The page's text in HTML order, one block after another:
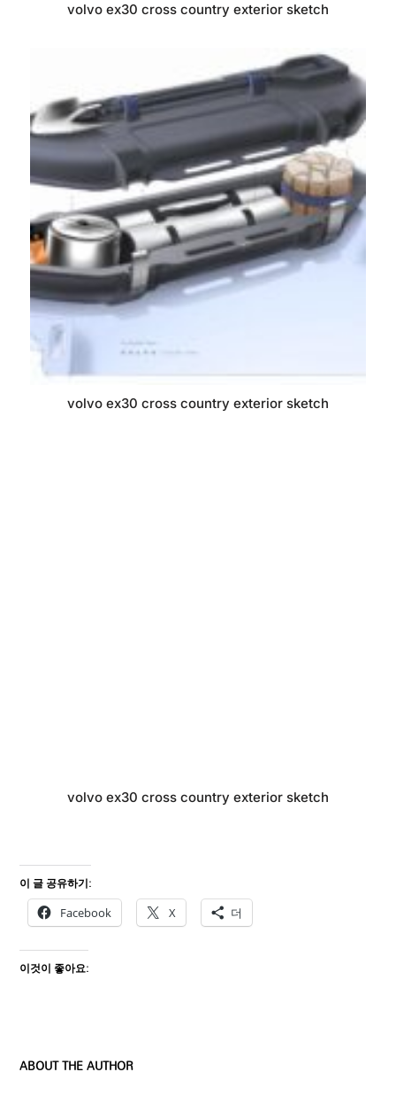
volvo ex30 cross country exterior sketch
volvo ex30 cross country exterior sketch
volvo ex30 cross country exterior sketch
이 글 공유하기:
Facebook X 더
이것이 좋아요:
ABOUT THE AUTHOR